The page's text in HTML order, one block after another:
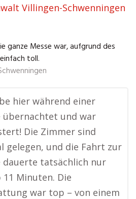
Villingen-Schwenningen
ganze Messe war, aufgrund des
toll.
hier während einer
übernachtet und war
Die Zimmer sind
gelegen, und die Fahrt zur
dauerte tatsächlich nur
11 Minuten. Die
war top – von einem